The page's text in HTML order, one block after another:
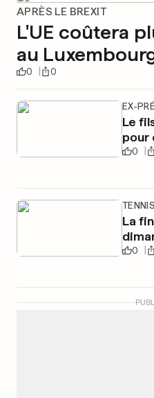
APRÈS LE BREXIT
L'UE coûtera
au
0 0
EX-
Le
pour
0
La
0